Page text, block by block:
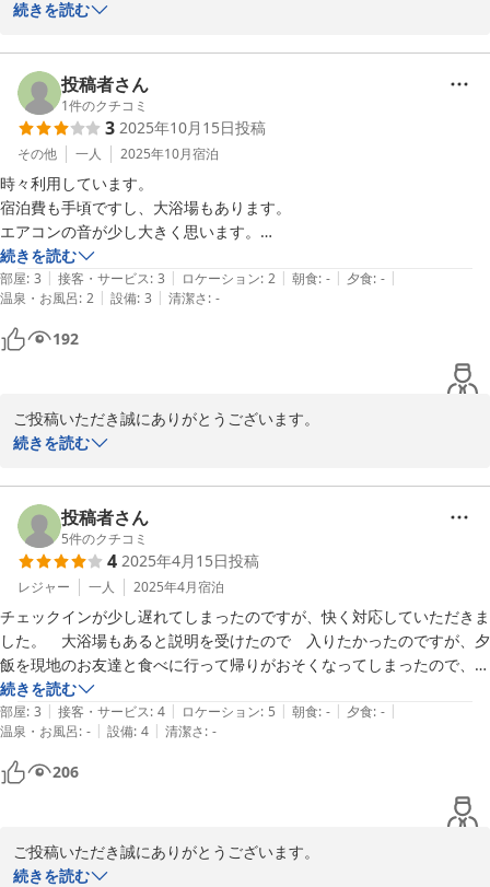
いつもご利用いただき、嬉しく思います。
岡崎シングルホテル
2025-11-13
続きを読む
投稿者さん
1件のクチコミ
3 2025年10月15日投稿
その他 一人 2025年10月宿泊
時々利用しています。
宿泊費も手頃ですし、大浴場もあります。
エアコンの音が少し大きく思います。
部屋のユニットバスも小さいです。
続きを読む
部屋: 3 | 接客・サービス: 3 | ロケーション: 2 | 朝食: - | 夕食: - |
温泉・お風呂: 2 | 設備: 3 | 清潔さ: -
192
ご投稿いただき誠にありがとうございます。
いつもご利用ありがとうございます。
部屋のユニットバスは小さいサイズですので、ゆったり入りたい方
は24時間利用可能な浴場をお勧めします。
是非また近くにお越しの際は当ホテルをご利用くださいませ。スタ
ッフ一同お待ちしております。
岡崎シングルホテル
2025-11-13
続きを読む
投稿者さん
5件のクチコミ
4 2025年4月15日投稿
レジャー 一人 2025年4月宿泊
チェックインが少し遅れてしまったのですが、快く対応していただきま
した。　大浴場もあると説明を受けたので　入りたかったのですが、夕
飯を現地のお友達と食べに行って帰りがおそくなってしまったので、入
れなくて残念でした。朝も早く　ほんとの素泊まりになってしまったの
が心残りです。お城のすぐ横で、少し歩けば飲食店もあり、立地は最
高、建物古いですが清潔感があり、靴を脱いで入るスタイルなので、お
部屋でも、綺麗に過ごせました。姿見もあり、私にとってはコスパも最
高なので、また、予約したいと思いました。
ただ、ひとつ　壁が薄いのか？隣の方のイビキがかなり大きく　聞こえ
てきたのが、ビックリしました。私は気にならない人なので良いのです
が、気になる人は気になるかなぁ
続きを読む
部屋: 3 | 接客・サービス: 4 | ロケーション: 5 | 朝食: - | 夕食: - |
温泉・お風呂: - | 設備: 4 | 清潔さ: -
206
ご投稿いただき誠にありがとうございます。
大浴場は24時間ご利用いただけます。節電の為電気が消えてたり、
続きを読む